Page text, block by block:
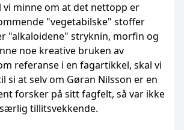
vi minne om at det nettopp er
"vegetabilske" stoffer
"alkaloidene" stryknin, morfin og
noe kreative bruken av
referanse i en fagartikkel, skal vi
si at selv om Gøran Nilsson er en
forsker på sitt fagfelt, så var ikke
tillitsvekkende.